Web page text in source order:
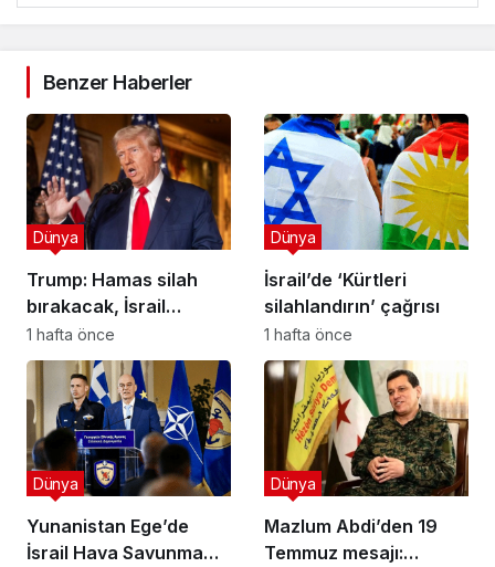
Benzer Haberler
Trump: Hamas silah
bırakacak, İsrail
Gazze’den çekilecek
Dünya
1 hafta önce
İsrail’de ‘Kürtleri
silahlandırın’ çağrısı
Dünya
1 hafta önce
Yunanistan Ege’de
İsrail Hava Savunma
Dünya
Mazlum Abdi’den 19
Temmuz mesajı:
Dünya